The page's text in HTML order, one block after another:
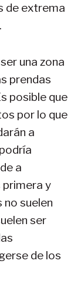
de extrema
una zona
prendas
posible que
por lo que
a
a
primera y
no suelen
ser
de los